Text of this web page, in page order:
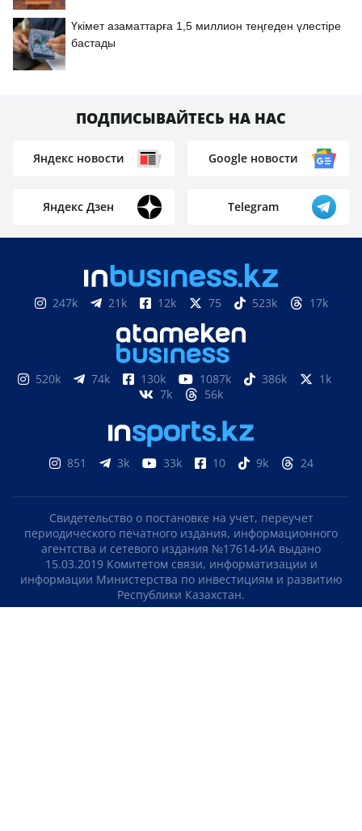
Үкімет азаматтарға 1,5 миллион теңгеден үлестіре
бастады
ПОДПИСЫВАЙТЕСЬ НА НАС
Яндекс новости Google новости
Яндекс Дзен Telegram
247k 21k 12k 75 523k 17k
520k 74k 130k 1087k 386k
1k
7k
56k
851 3k 33k 10 9k 24
Свидетельство о постановке на учет, переучет
периодического печатного издания, информационного
агентства и сетевого издания №17614-ИА выдано
15.03.2019 Комитетом связи, информатизации и
информации Министерства по инвестициям и развитию
Республики Казахстан.